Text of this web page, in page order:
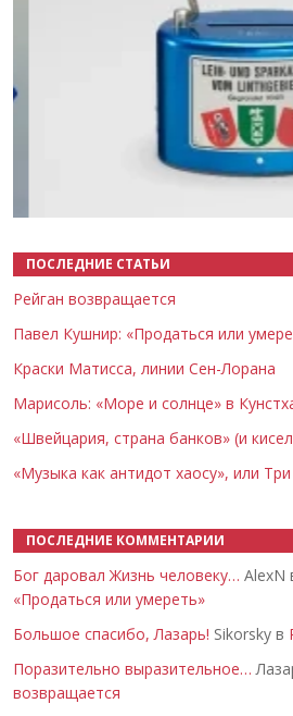
ПОСЛЕДНИЕ СТАТЬИ
Рейган возвращается
Павел Кушнир: «Продаться или
Краски Матисса, линии Сен-Лорана
Марисоль: «Море и солнце» в
«Швейцария, страна банков» (и
«Музыка как антидот хаосу», или
ПОСЛЕДНИЕ КОММЕНТАРИИ
Бог даровал Жизнь человеку… AlexN
«Продаться или умереть»
Большое спасибо, Лазарь! Sikorsky в
Поразительно выразительное…
возвращается